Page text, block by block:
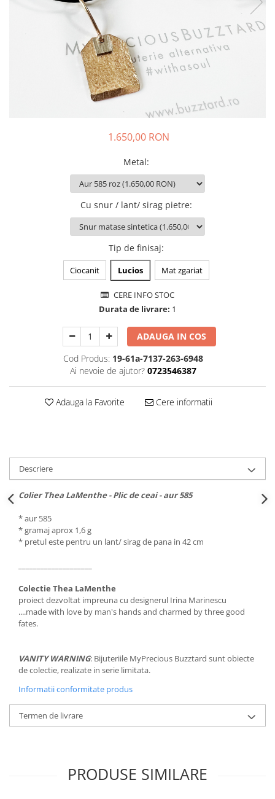
1.650,00 RON
Metal:
Cu snur / lant/ sirag pietre:
Tip de finisaj:
Ciocanit Lucios Mat zgariat
CERE INFO STOC
Durata de livrare: 1
ADAUGA IN COS
Cod Produs: 19-61a-7137-263-6948
Ai nevoie de ajutor? 0723546387
Adauga la Favorite Cere informatii
Descriere
Colier Thea LaMenthe - Plic de ceai - aur 585
* aur 585
* gramaj aprox 1,6 g
* pretul este pentru un lant/ sirag de pana in 42 cm
Colectie Thea LaMenthe
proiect dezvoltat impreuna cu designerul Irina Marinescu
....made with love by man's hands and charmed by three good
fates.
VANITY WARNING: Bijuteriile MyPrecious Buzztard sunt obiecte
de colectie, realizate in serie limitata.
Informatii conformitate produs
Termen de livrare
PRODUSE SIMILARE